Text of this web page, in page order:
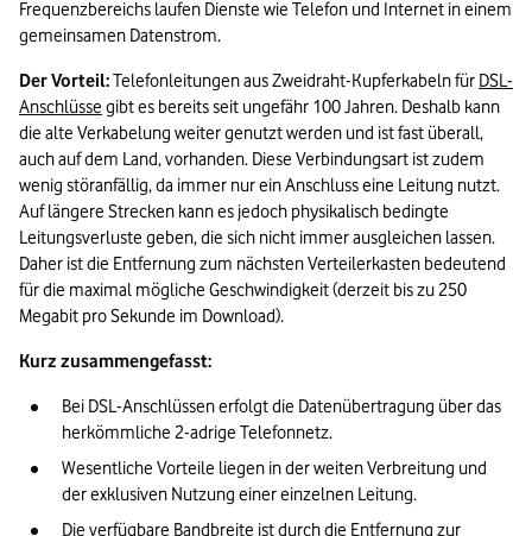
Frequenzbereichs laufen Dienste wie Telefon und Internet in einem
gemeinsamen Datenstrom.
Der Vorteil: Telefonleitungen aus Zweidraht-Kupferkabeln für DSL-
Anschlüsse gibt es bereits seit ungefähr 100 Jahren. Deshalb kann
die alte Verkabelung weiter genutzt werden und ist fast überall,
auch auf dem Land, vorhanden. Diese Verbindungsart ist zudem
wenig störanfällig, da immer nur ein Anschluss eine Leitung nutzt.
Auf längere Strecken kann es jedoch physikalisch bedingte
Leitungsverluste geben, die sich nicht immer ausgleichen lassen.
Daher ist die Entfernung zum nächsten Verteilerkasten bedeutend
für die maximal mögliche Geschwindigkeit (derzeit bis zu 250
Megabit pro Sekunde im Download).
Kurz zusammengefasst:
Bei DSL-Anschlüssen erfolgt die Datenübertragung über das
herkömmliche 2-adrige Telefonnetz.
Wesentliche Vorteile liegen in der weiten Verbreitung und
der exklusiven Nutzung einer einzelnen Leitung.
Die verfügbare Bandbreite ist durch die Entfernung zur